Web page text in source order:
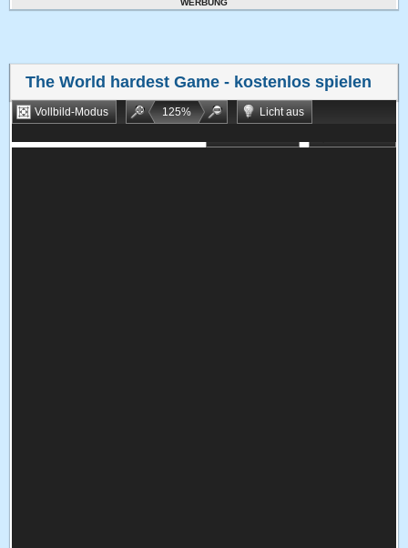
WERBUNG
The World hardest Game - kostenlos spielen
Vollbild-Modus 125%
Licht aus